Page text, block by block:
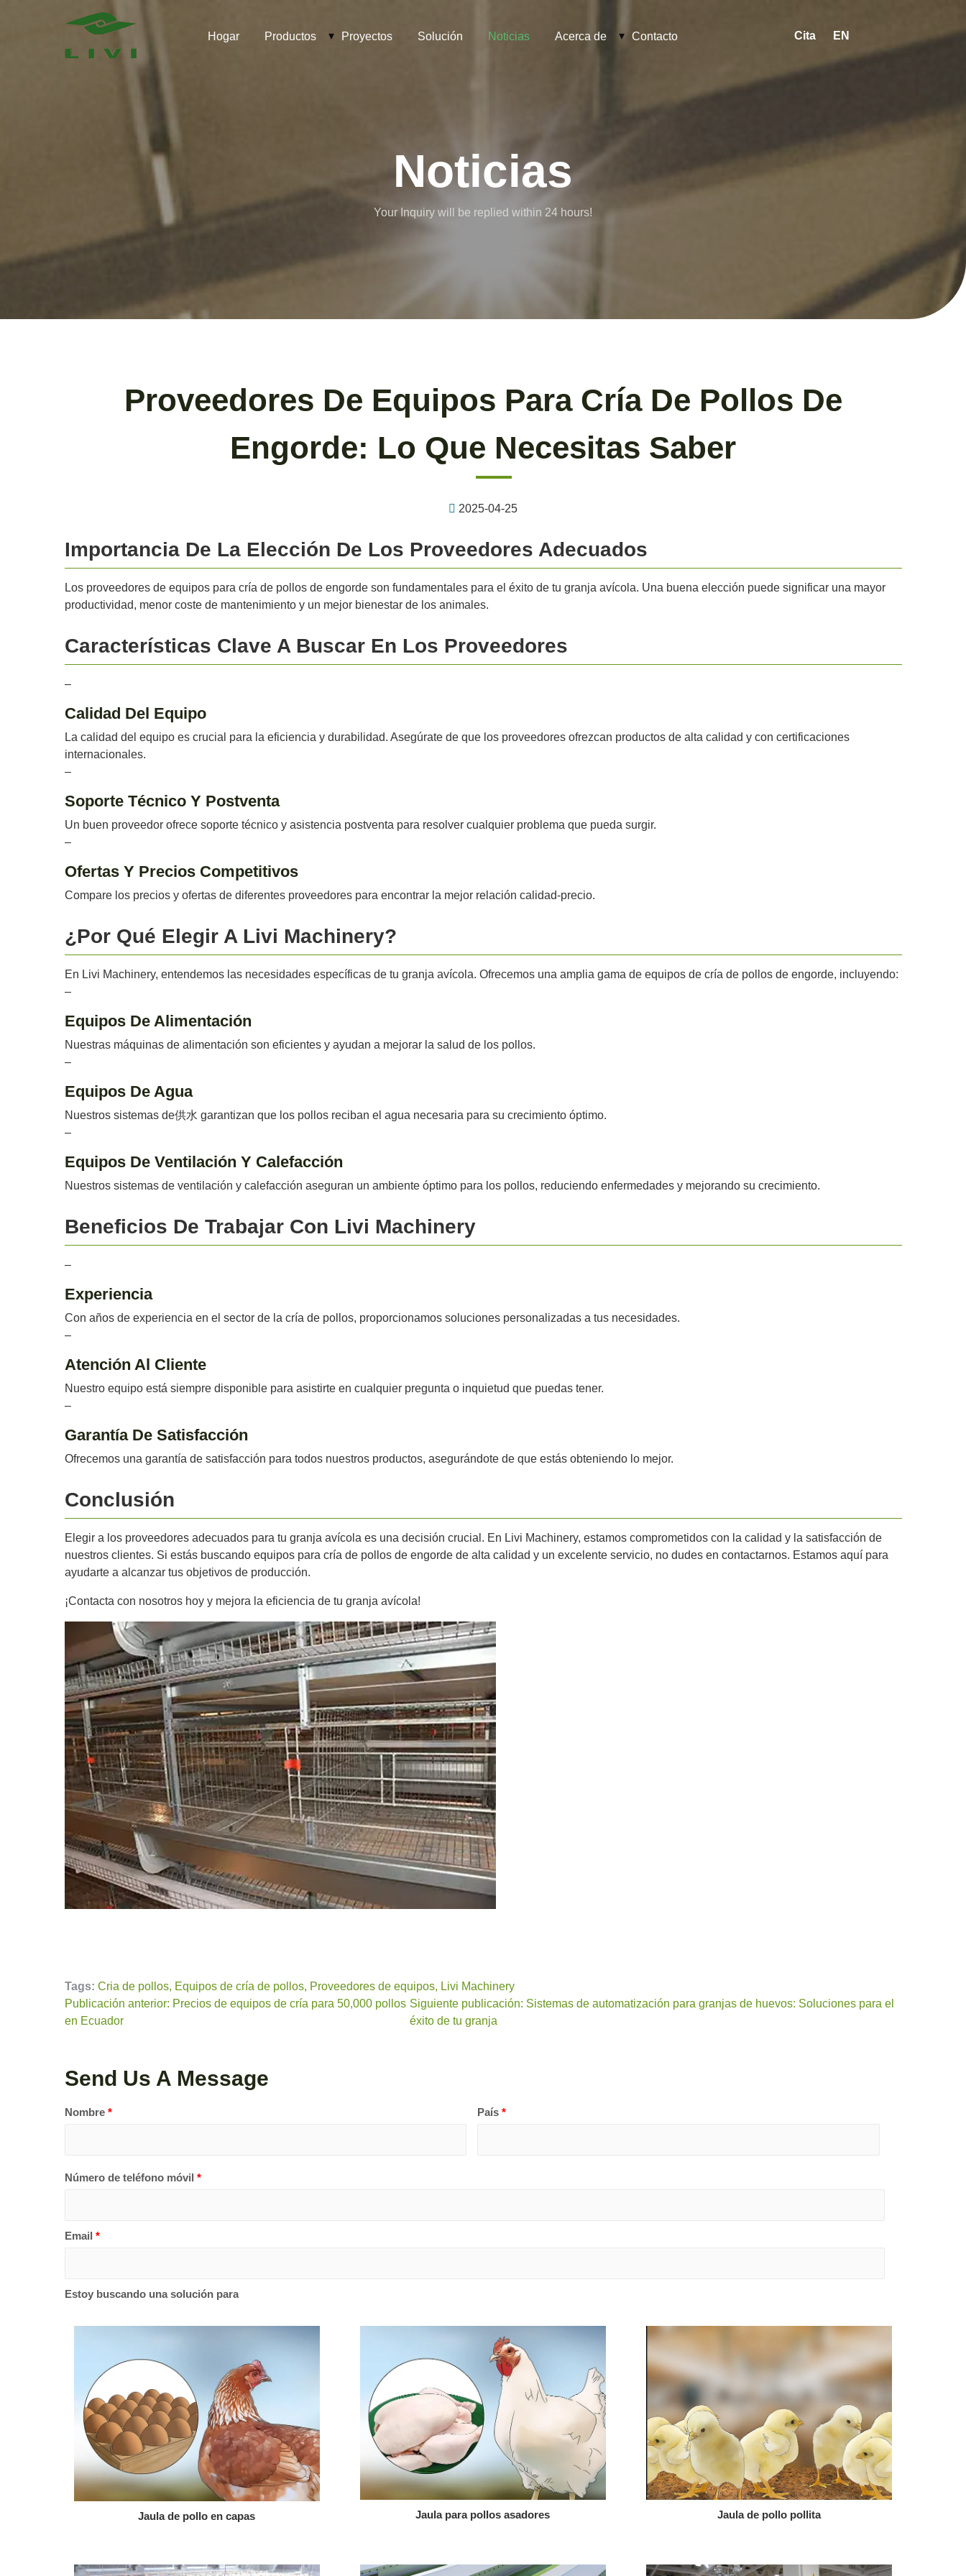
Hogar Productos Proyectos Solución Noticias Acerca de Contacto Cita EN
Noticias
Your Inquiry will be replied within 24 hours!
Proveedores De Equipos Para Cría De Pollos De
Engorde: Lo Que Necesitas Saber
2025-04-25
Importancia De La Elección De Los Proveedores Adecuados
Los proveedores de equipos para cría de pollos de engorde son fundamentales para el éxito de tu granja avícola. Una buena elección puede significar una mayor
productividad, menor coste de mantenimiento y un mejor bienestar de los animales.
Características Clave A Buscar En Los Proveedores
–
Calidad Del Equipo
La calidad del equipo es crucial para la eficiencia y durabilidad. Asegúrate de que los proveedores ofrezcan productos de alta calidad y con certificaciones
internacionales.
–
Soporte Técnico Y Postventa
Un buen proveedor ofrece soporte técnico y asistencia postventa para resolver cualquier problema que pueda surgir.
–
Ofertas Y Precios Competitivos
Compare los precios y ofertas de diferentes proveedores para encontrar la mejor relación calidad-precio.
¿Por Qué Elegir A Livi Machinery?
En Livi Machinery, entendemos las necesidades específicas de tu granja avícola. Ofrecemos una amplia gama de equipos de cría de pollos de engorde, incluyendo:
–
Equipos De Alimentación
Nuestras máquinas de alimentación son eficientes y ayudan a mejorar la salud de los pollos.
–
Equipos De Agua
Nuestros sistemas de供水 garantizan que los pollos reciban el agua necesaria para su crecimiento óptimo.
–
Equipos De Ventilación Y Calefacción
Nuestros sistemas de ventilación y calefacción aseguran un ambiente óptimo para los pollos, reduciendo enfermedades y mejorando su crecimiento.
Beneficios De Trabajar Con Livi Machinery
–
Experiencia
Con años de experiencia en el sector de la cría de pollos, proporcionamos soluciones personalizadas a tus necesidades.
–
Atención Al Cliente
Nuestro equipo está siempre disponible para asistirte en cualquier pregunta o inquietud que puedas tener.
–
Garantía De Satisfacción
Ofrecemos una garantía de satisfacción para todos nuestros productos, asegurándote de que estás obteniendo lo mejor.
Conclusión
Elegir a los proveedores adecuados para tu granja avícola es una decisión crucial. En Livi Machinery, estamos comprometidos con la calidad y la satisfacción de
nuestros clientes. Si estás buscando equipos para cría de pollos de engorde de alta calidad y un excelente servicio, no dudes en contactarnos. Estamos aquí para
ayudarte a alcanzar tus objetivos de producción.
¡Contacta con nosotros hoy y mejora la eficiencia de tu granja avícola!
Tags: Cria de pollos, Equipos de cría de pollos, Proveedores de equipos, Livi Machinery
Publicación anterior: Precios de equipos de cría para 50,000 pollos
en Ecuador
Siguiente publicación: Sistemas de automatización para granjas de huevos: Soluciones para el
éxito de tu granja
Send Us A Message
Nombre * País*
Número de teléfono móvil *
Email *
Estoy buscando una solución para
Jaula de pollo en capas Jaula para pollos asadores Jaula de pollo pollita